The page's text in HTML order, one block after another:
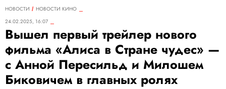
НОВОСТИ
НОВОСТИ КИНО
24.02.2025, 16:07
Вышел первый трейлер нового
фильма «Алиса в Стране чудес» —
с Анной Пересильд и Милошем
Биковичем в главных ролях